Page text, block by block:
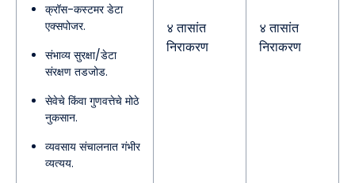
क्रॉस-कस्टमर डेटा
एक्सपोजर.
संभाव्य सुरक्षा/डेटा
संरक्षण तडजोड.
सेवेचे किंवा गुणवत्तेचे मोठे
नुकसान.
व्यवसाय संचालनात गंभीर
व्यत्यय.
४ तासांत
निराकरण
४ तासांत
निराकरण